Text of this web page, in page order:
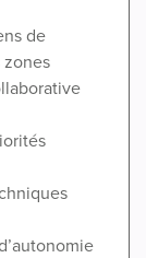
de